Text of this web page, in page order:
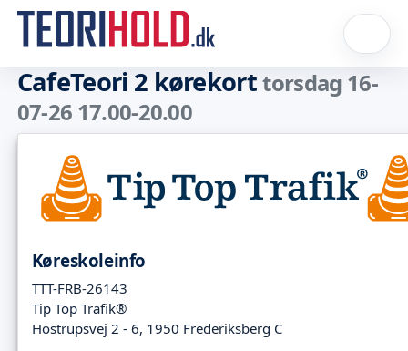
CafeTeori 2 kørekorttorsdag 16-
07-26 17.00-20.00
Køreskoleinfo
TTT-FRB-26143
Tip Top Trafik®
Hostrupsvej 2 - 6, 1950 Frederiksberg C